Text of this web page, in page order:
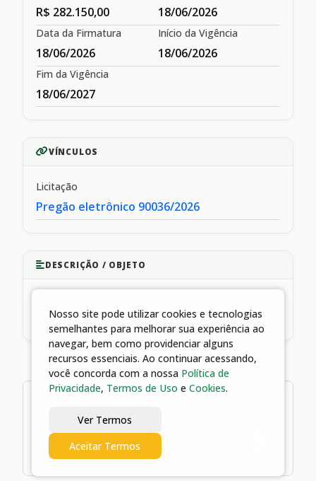
R$ 282.150,00 18/06/2026
Data da Firmatura
18/06/2026
Início da Vigência
18/06/2026
Fim da Vigência
18/06/2027
VÍNCULOS
Licitação
Pregão eletrônico 90036/2026
DESCRIÇÃO / OBJETO
Automóveis Ltda
18/06/2026 09:36 | Contrato nº
285/2026 - Triauto Triângulo
Automóveis Ltda
Nosso site pode utilizar cookies e tecnologias
semelhantes para melhorar sua experiência ao
navegar, bem como providenciar alguns
recursos essenciais. Ao continuar acessando,
você concorda com a nossa Política de
Privacidade, Termos de Uso e Cookies.
Ver Termos
Aceitar Termos